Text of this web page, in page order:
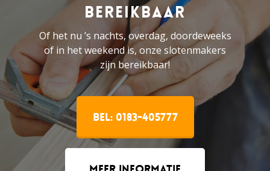
bereikbaar
Of het nu ’s nachts, overdag, doordeweeks
of in het weekend is, onze slotenmakers
zijn bereikbaar!
Bel: 0183-405777